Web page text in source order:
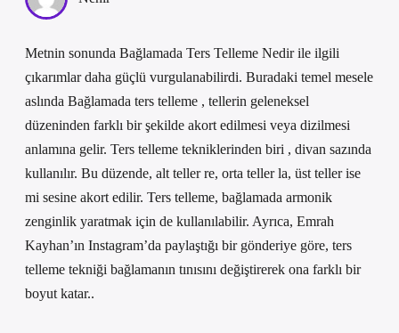
Metnin sonunda Bağlamada Ters Telleme Nedir ile ilgili
çıkarımlar daha güçlü vurgulanabilirdi. Buradaki temel mesele
aslında Bağlamada ters telleme , tellerin geleneksel
düzeninden farklı bir şekilde akort edilmesi veya dizilmesi
anlamına gelir. Ters telleme tekniklerinden biri , divan sazında
kullanılır. Bu düzende, alt teller re, orta teller la, üst teller ise
mi sesine akort edilir. Ters telleme, bağlamada armonik
zenginlik yaratmak için de kullanılabilir. Ayrıca, Emrah
Kayhan’ın Instagram’da paylaştığı bir gönderiye göre, ters
telleme tekniği bağlamanın tınısını değiştirerek ona farklı bir
boyut katar..